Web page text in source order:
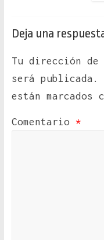
Deja una
Tu dirección
será publicada.
están marcados
Comentario *